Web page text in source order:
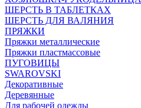
ШЕРСТЬ В ТАБЛЕТКАХ
ШЕРСТЬ ДЛЯ ВАЛЯНИЯ
ПРЯЖКИ
Пряжки металлические
Пряжки пластмассовые
ПУГОВИЦЫ
SWAROVSKI
Декоративные
Деревянные
Для рабочей одежды